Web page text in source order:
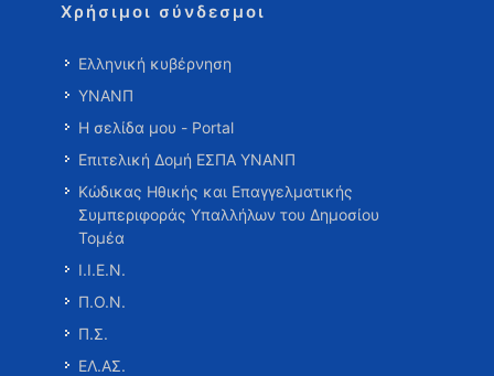
Χρήσιμοι σύνδεσμοι
Ελληνική κυβέρνηση
ΥΝΑΝΠ
Η σελίδα μου - Portal
Επιτελική Δομή ΕΣΠΑ ΥΝΑΝΠ
Κώδικας Ηθικής και Επαγγελματικής
Συμπεριφοράς Υπαλλήλων του Δημοσίου
Τομέα
Ι.Ι.Ε.Ν.
Π.Ο.Ν.
Π.Σ.
ΕΛ.ΑΣ.